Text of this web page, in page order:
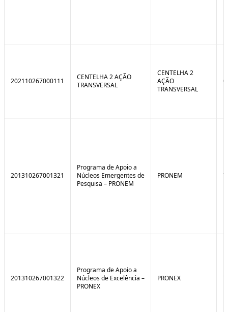
202110267000111
CENTELHA 2 AÇÃO
TRANSVERSAL
CENTELHA 2
AÇÃO
TRANSVERSAL
201310267001321
Programa de Apoio a
Núcleos Emergentes de
Pesquisa – PRONEM
PRONEM
201310267001322
Programa de Apoio a
Núcleos de Excelência –
PRONEX
PRONEX